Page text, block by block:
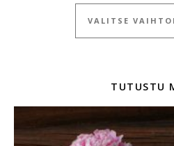
VALITSE
TUTUSTU